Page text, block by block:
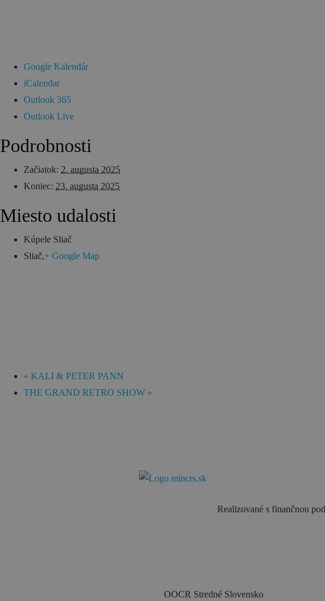
Google Kalendár
iCalendar
Outlook 365
Outlook Live
Podrobnosti
Začiatok: 2. augusta 2025
Koniec: 23. augusta 2025
Miesto udalosti
Kúpele Sliač
Sliač,+ Google Map
« KALI & PETER PANN
THE GRAND RETRO SHOW »
Realizované s finančnou
OOCR Stredné Slovensko